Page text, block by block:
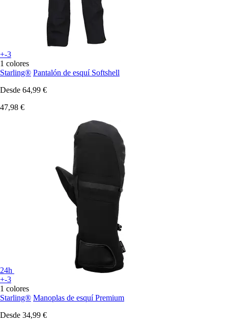
+-3
1 colores
Starling® Pantalón de esquí Softshell
Desde 64,99 €
47,98 €
24h
+-3
1 colores
Starling® Manoplas de esquí Premium
Desde 34,99 €